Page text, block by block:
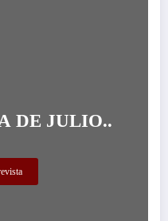
DE JULIO..